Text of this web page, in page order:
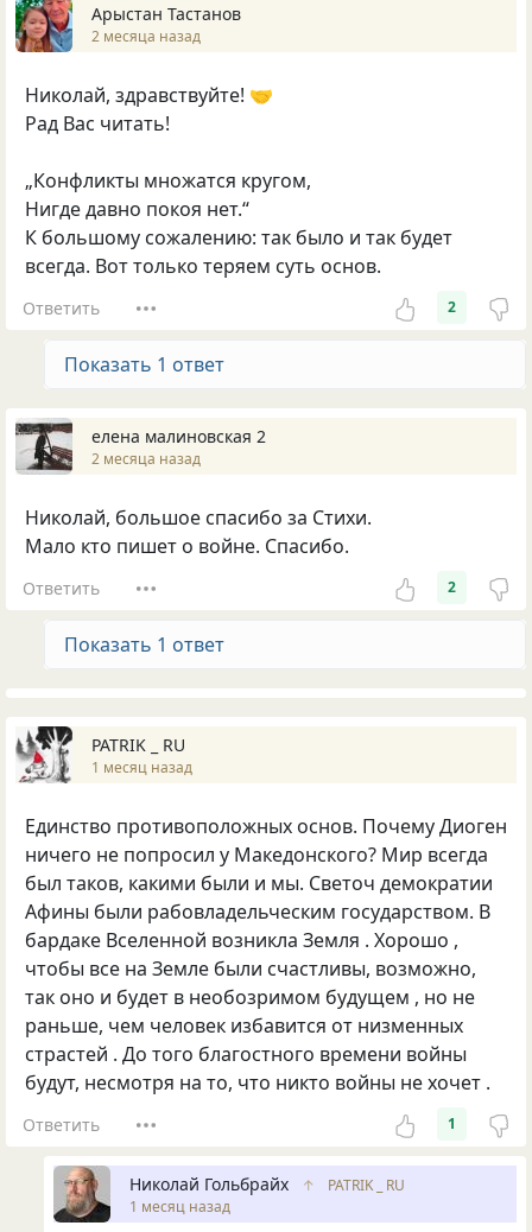
Арыстан Тастанов
2 месяца назад
Николай, здравствуйте! 🤝
Рад Вас читать!
„Конфликты множатся кругом,
Нигде давно покоя нет.“
К большому сожалению: так было и так будет
всегда. Вот только теряем суть основ.
Ответить 2
Показать 1 ответ
елена малиновская 2
2 месяца назад
Николай, большое спасибо за Стихи.
Мало кто пишет о войне. Спасибо.
Ответить 2
Показать 1 ответ
PATRIK _ RU
1 месяц назад
Единство противоположных основ. Почему Диоген
ничего не попросил у Македонского? Мир всегда
был таков, какими были и мы. Светоч демократии
Афины были рабовладельческим государством. В
бардаке Вселенной возникла Земля . Хорошо ,
чтобы все на Земле были счастливы, возможно,
так оно и будет в необозримом будущем , но не
раньше, чем человек избавится от низменных
страстей . До того благостного времени войны
будут, несмотря на то, что никто войны не хочет .
Ответить 1
Николай Гольбрайх ↑
PATRIK _ RU
1 месяц назад